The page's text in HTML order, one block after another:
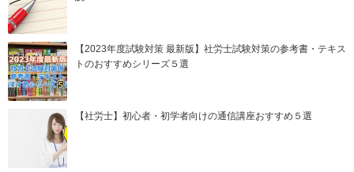
【2023年度試験対策 最新版】社労士試験対策の参考書・テキス
トのおすすめシリーズ５選
【社労士】初心者・初学者向けの通信講座おすすめ５選